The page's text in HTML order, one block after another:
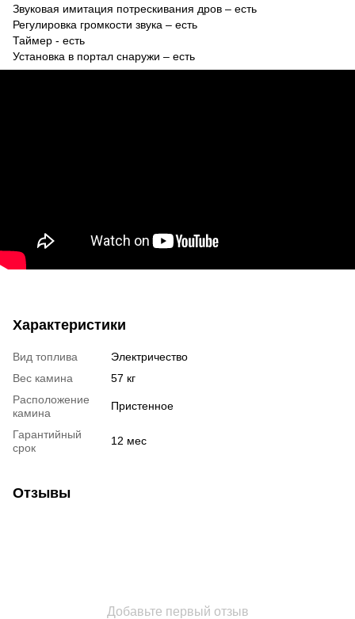
Звуковая имитация потрескивания дров – есть
Регулировка громкости звука – есть
Таймер - есть
Установка в портал снаружи – есть
Характеристики
Вид топлива
Электричество
Вес камина
57 кг
Расположение
камина
Пристенное
Гарантийный
срок
12 мес
Отзывы
Добавьте первый отзыв